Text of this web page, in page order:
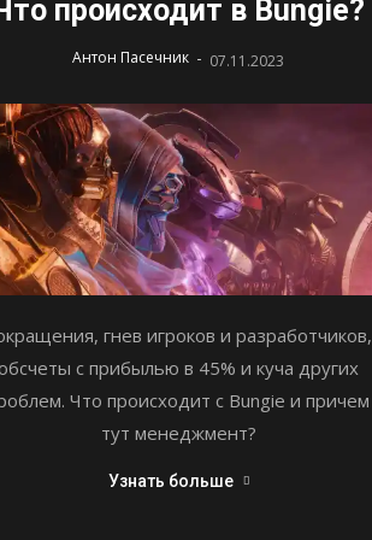
происходит в Bungie?
Антон Пасечник - 07.11.2023
гнев игроков и разработчиков,
с прибылью в 45% и куча других
Что происходит с Bungie и причем
тут менеджмент?
Узнать больше